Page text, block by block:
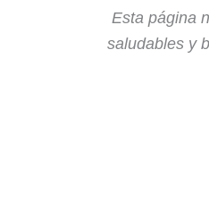
Esta página
saludables y